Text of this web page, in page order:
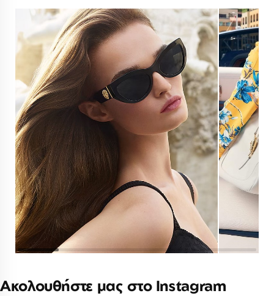
Ακολουθήστε μας στο Instagram